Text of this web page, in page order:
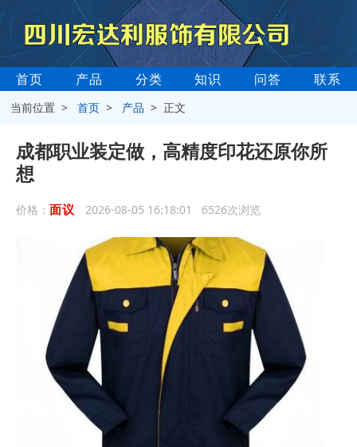
首页 产品 分类 知识 问答 联系
当前位置 >首页 > 产品 > 正文
成都职业装定做，高精度印花还原你所
想
价格： 面议 2026-08-05 16:18:01 6526次浏览